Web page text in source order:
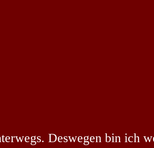
Deswegen bin ich